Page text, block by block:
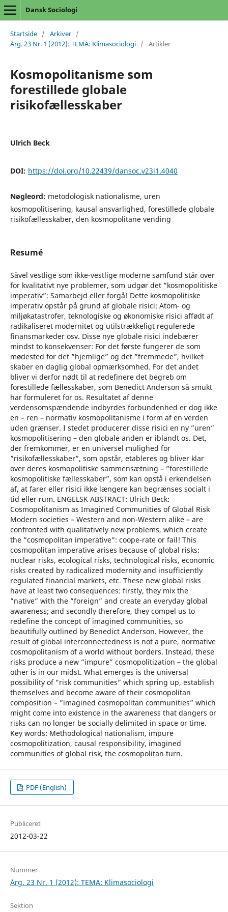
Dansk Sociologi
Startside / Arkiver /
Årg. 23 Nr. 1 (2012): TEMA: Klimasociologi / Artikler
Kosmopolitanisme som
forestillede globale
risikofællesskaber
Ulrich Beck
DOI: https://doi.org/10.22439/dansoc.v23i1.4040
Nøgleord: metodologisk nationalisme, uren
kosmopolitisering, kausal ansvarlighed, forestillede globale
risikofællesskaber, den kosmopolitane vending
Resumé
Såvel vestlige som ikke-vestlige moderne samfund står over
for kvalitativt nye problemer, som udgør det ”kosmopolitiske
imperativ”: Samarbejd eller forgå! Dette kosmopolitiske
imperativ opstår på grund af globale risici: Atom- og
miljøkatastrofer, teknologiske og økonomiske risici affødt af
radikaliseret modernitet og utilstrækkeligt regulerede
finansmarkeder osv. Disse nye globale risici indebærer
mindst to konsekvenser: For det første fungerer de som
mødested for det ”hjemlige” og det ”fremmede”, hvilket
skaber en daglig global opmærksomhed. For det andet
bliver vi derfor nødt til at redefinere det begreb om
forestillede fællesskaber, som Benedict Anderson så smukt
har formuleret for os. Resultatet af denne
verdensomspændende indbyrdes forbundenhed er dog ikke
en – ren – normativ kosmopolitanisme i form af en verden
uden grænser. I stedet producerer disse risici en ny ”uren”
kosmopolitisering – den globale anden er iblandt os. Det,
der fremkommer, er en universel mulighed for
”risikofællesskaber”, som opstår, etableres og bliver klar
over deres kosmopolitiske sammensætning – ”forestillede
kosmopolitiske fællesskaber”, som kan opstå i erkendelsen
af, at farer eller risici ikke længere kan begrænses socialt i
tid eller rum. ENGELSK ABSTRACT: Ulrich Beck:
Cosmopolitanism as Imagined Communities of Global Risk
Modern societies – Western and non-Western alike – are
confronted with qualitatively new problems, which create
the ”cosmopolitan imperative”: coope-rate or fail! This
cosmopolitan imperative arises because of global risks:
nuclear risks, ecological risks, technological risks, economic
risks created by radicalized modernity and insufficiently
regulated financial markets, etc. These new global risks
have at least two consequences: firstly, they mix the
”native” with the ”foreign” and create an everyday global
awareness; and secondly therefore, they compel us to
redefine the concept of imagined communities, so
beautifully outlined by Benedict Anderson. However, the
result of global interconnectedness is not a pure, normative
cosmopolitanism of a world without borders. Instead, these
risks produce a new ”impure” cosmopolitization – the global
other is in our midst. What emerges is the universal
possibility of ”risk communities” which spring up, establish
themselves and become aware of their cosmopolitan
composition – ”imagined cosmopolitan communities” which
might come into existence in the awareness that dangers or
risks can no longer be socially delimited in space or time.
Key words: Methodological nationalism, impure
cosmopolitization, causal responsibility, imagined
communities of global risk, the cosmopolitan turn.
PDF (English)
Publiceret
2012-03-22
Nummer
Årg. 23 Nr. 1 (2012): TEMA: Klimasociologi
Sektion